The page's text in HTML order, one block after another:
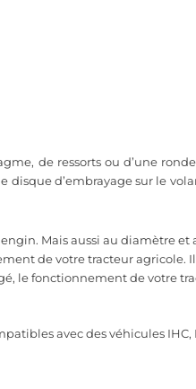
de ressorts ou d’une
d’embrayage sur le
Mais aussi au diamètre et
de votre tracteur agricole.
le fonctionnement de votre
avec des véhicules IHC,